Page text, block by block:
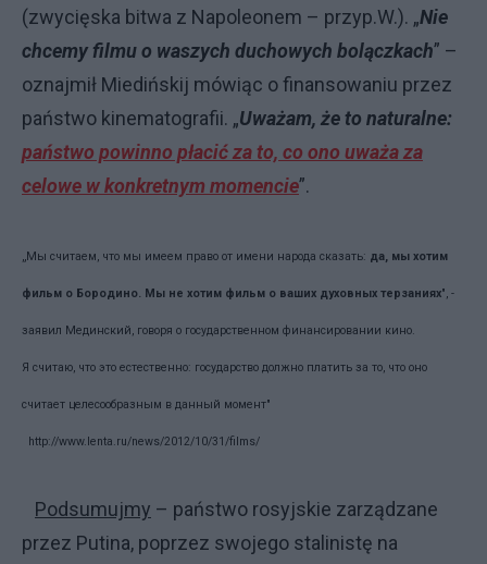
(zwycięska bitwa z Napoleonem – przyp.W.). „Nie
chcemy filmu o waszych duchowych bolączkach” –
oznajmił Miedińskij mówiąc o finansowaniu przez
państwo kinematografii. „Uważam, że to naturalne:
państwo powinno płacić za to, co ono uważa za
celowe w konkretnym momencie”.
„Мы считаем, что мы имеем право от имени народа сказать: да, мы хотим
фильм о Бородино. Мы не хотим фильм о ваших духовных терзаниях", -
заявил Мединский, говоря о государственном финансировании кино.
Я считаю, что это естественно: государство должно платить за то, что оно
считает целесообразным в данный момент"
http://www.lenta.ru/news/2012/10/31/films/
Podsumujmy – państwo rosyjskie zarządzane
przez Putina, poprzez swojego stalinistę na